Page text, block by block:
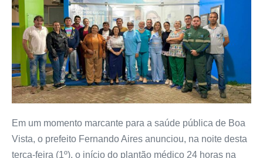
Em um momento marcante para a saúde pública de Boa
Vista, o prefeito Fernando Aires anunciou, na noite desta
terça-feira (1º), o início do plantão médico 24 horas na